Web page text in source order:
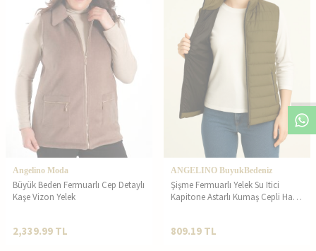
Angelino Moda
Büyük Beden Fermuarlı Cep Detaylı
Kaşe Vizon Yelek
2,339.99 TL
ANGELINO BuyukBedeniz
Şişme Fermuarlı Yelek Su Itici
Kapitone Astarlı Kumaş Cepli Hafif
809.19 TL